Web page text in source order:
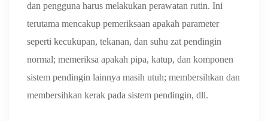
dan pengguna harus melakukan perawatan rutin. Ini
terutama mencakup pemeriksaan apakah parameter
seperti kecukupan, tekanan, dan suhu zat pendingin
normal; memeriksa apakah pipa, katup, dan komponen
sistem pendingin lainnya masih utuh; membersihkan dan
membersihkan kerak pada sistem pendingin, dll.